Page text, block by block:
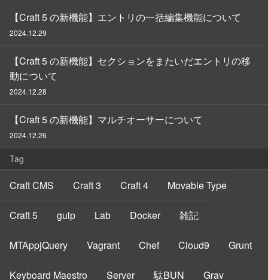
【Craft 5 の新機能】エントリの一括編集機能について
2024.12.29
【Craft 5 の新機能】セクションをまたいだエントリの移
動について
2024.12.28
【Craft 5 の新機能】マルチオーサーについて
2024.12.26
Tag
Craft CMS Craft 3 Craft 4 Movable Type
Craft 5 gulp Lab Docker 雑記
MTAppjQuery Vagrant Chef Cloud9 Grunt
Keyboard Maestro Server 駄BUN Grav